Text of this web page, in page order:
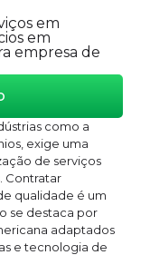
em
em
empresa de
como a
exige uma
de serviços
Contratar
qualidade é um
se destaca por
adaptados
e tecnologia de